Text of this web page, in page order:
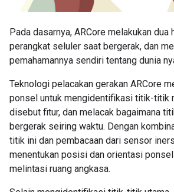
Pada dasarnya, ARCore melakukan
perangkat seluler saat bergerak, dan
pemahamannya sendiri tentang dunia
Teknologi pelacakan gerakan ARCore
ponsel untuk mengidentifikasi titik-titik
disebut fitur, dan melacak bagaimana
bergerak seiring waktu. Dengan
titik ini dan pembacaan dari sensor
menentukan posisi dan orientasi
melintasi ruang angkasa.